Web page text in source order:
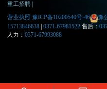
重工招聘
营业执照 豫ICP备10200540号-46 豫
15713846638 | 0371-67981522 售后：
人力： 0371-67993088